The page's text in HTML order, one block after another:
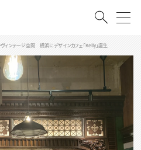
ィンテージ空間 横浜にデザインカフェ「Kelly」誕生